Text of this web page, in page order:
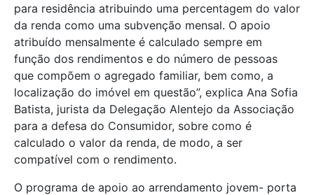
para residência atribuindo uma percentagem do valor
da renda como uma subvenção mensal. O apoio
atribuído mensalmente é calculado sempre em
função dos rendimentos e do número de pessoas
que compõem o agregado familiar, bem como, a
localização do imóvel em questão”, explica Ana Sofia
Batista, jurista da Delegação Alentejo da Associação
para a defesa do Consumidor, sobre como é
calculado o valor da renda, de modo, a ser
compatível com o rendimento.
O programa de apoio ao arrendamento jovem- porta